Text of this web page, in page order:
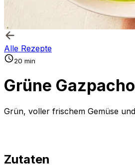
Alle Rezepte
20 min
Grüne Gazpacho
Grün, voller frischem Gemüse
Zutaten